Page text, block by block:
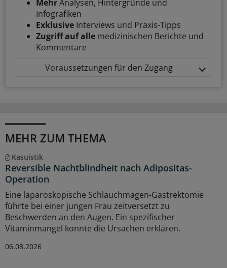
MehrAnalysen, Hintergründe und
Infografiken
Exklusive Interviews und Praxis-Tipps
Zugriff auf alle medizinischen Berichte und
Kommentare
Voraussetzungen für den Zugang
MEHR ZUM THEMA
Kasuistik
Reversible Nachtblindheit nach Adipositas-
Operation
Eine laparoskopische Schlauchmagen-Gastrektomie
führte bei einer jungen Frau zeitversetzt zu
Beschwerden an den Augen. Ein spezifischer
Vitaminmangel konnte die Ursachen erklären.
06.08.2026